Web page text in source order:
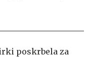
poskrbela za